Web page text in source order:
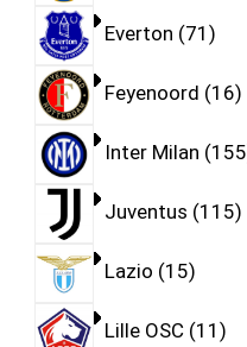
Everton 71
Feyenoord 16
Inter Milan 155
Juventus 115
Lazio 15
Lille OSC 11